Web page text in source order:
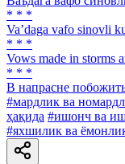
* * *
Va’daga vafo sinovli
* * *
Vows made in storms
* * *
В напрасне
#мардлик ва
ҳақида #ишонч ва
#яхшилик ва